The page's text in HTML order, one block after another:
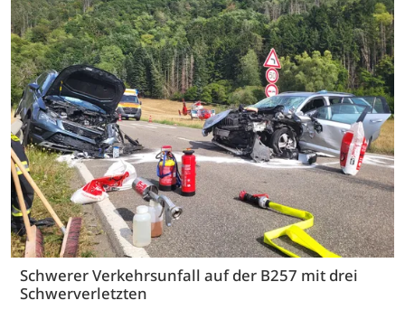
Schwerer Verkehrsunfall auf der B257 mit drei
Schwerverletzten